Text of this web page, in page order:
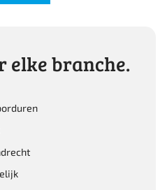
elke branche.